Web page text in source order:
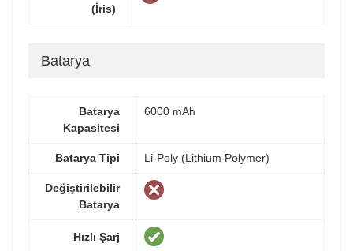
(İris)
Batarya
Batarya
Kapasitesi
6000 mAh
Batarya Tipi Li-Poly (Lithium Polymer)
Değiştirilebilir
Batarya
Hızlı Şarj